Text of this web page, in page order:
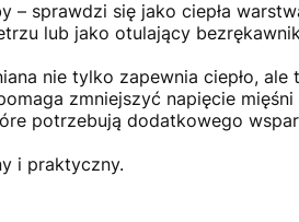
– sprawdzi się jako ciepła
lub jako otulający
nie tylko zapewnia ciepło,
zmniejszyć napięcie
potrzebują dodatkowego
i praktyczny.